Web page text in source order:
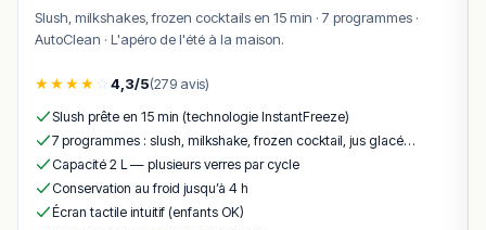
plats et le service chaleureux en font une excellente
adresse pour une soirée gastronomique mémorable.
Avec une note très élevée sur les plateformes d’avis (≈
4,9/5) et un accueil souvent décrit comme personnalisé
et professionnel, c’est une adresse idéale pour
romantique, une célébration ou un repas d’affaires
élégant.
!
Texte généré par intelligence artificielle, en attente de
13,00
Café, Thé ou Infusion « Gourmet »
Champagne « Gourmet » (12,5 cl)
Slush, milkshakes, frozen cocktails en 15 min · 7 programmes ·
AutoClean · L'apéro de l'été à la maison.
★★★★ 4,3/5(279 avis)
Slush prête en 15 min (technologie InstantFreeze)
7 programmes : slush, milkshake, frozen cocktail, jus glacé…
Capacité 2 L — plusieurs verres par cycle
Conservation au froid jusqu’à 4 h
Écran tactile intuitif (enfants OK)